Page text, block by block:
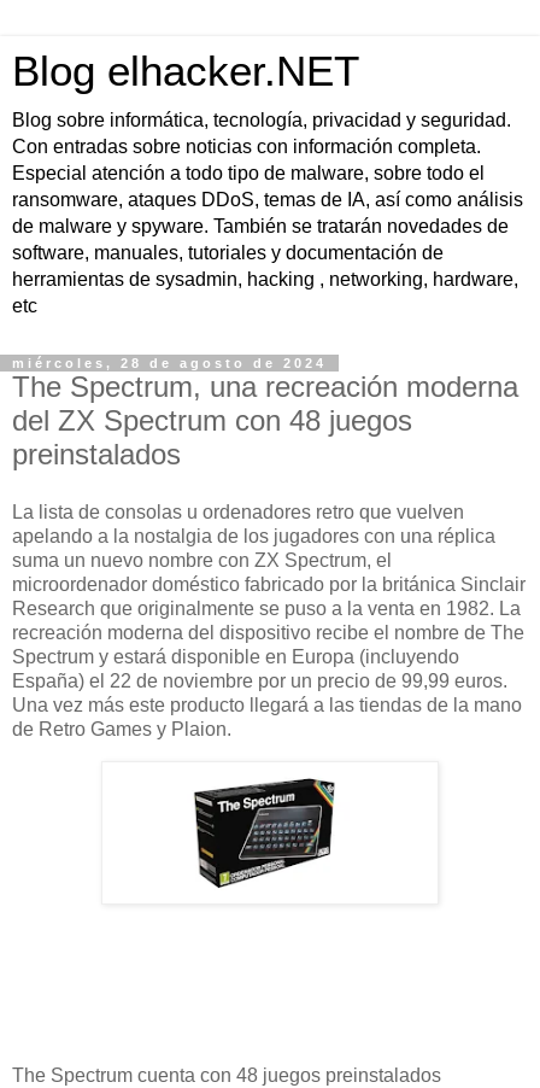
Blog elhacker.NET
Blog sobre informática, tecnología, privacidad y seguridad.
Con entradas sobre noticias con información completa.
Especial atención a todo tipo de malware, sobre todo el
ransomware, ataques DDoS, temas de IA, así como análisis
de malware y spyware. También se tratarán novedades de
software, manuales, tutoriales y documentación de
herramientas de sysadmin, hacking , networking, hardware,
etc
miércoles, 28 de agosto de 2024
The Spectrum, una recreación moderna
del ZX Spectrum con 48 juegos
preinstalados
La lista de consolas u ordenadores retro que vuelven
apelando a la nostalgia de los jugadores con una réplica
suma un nuevo nombre con ZX Spectrum, el
microordenador doméstico fabricado por la británica Sinclair
Research que originalmente se puso a la venta en 1982. La
recreación moderna del dispositivo recibe el nombre de The
Spectrum y estará disponible en Europa (incluyendo
España) el 22 de noviembre por un precio de 99,99 euros.
Una vez más este producto llegará a las tiendas de la mano
de Retro Games y Plaion.
The Spectrum cuenta con 48 juegos preinstalados